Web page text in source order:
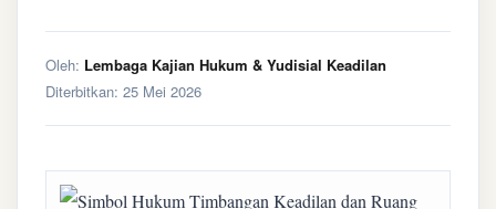
Oleh: Lembaga Kajian Hukum & Yudisial Keadilan
Diterbitkan: 25 Mei 2026